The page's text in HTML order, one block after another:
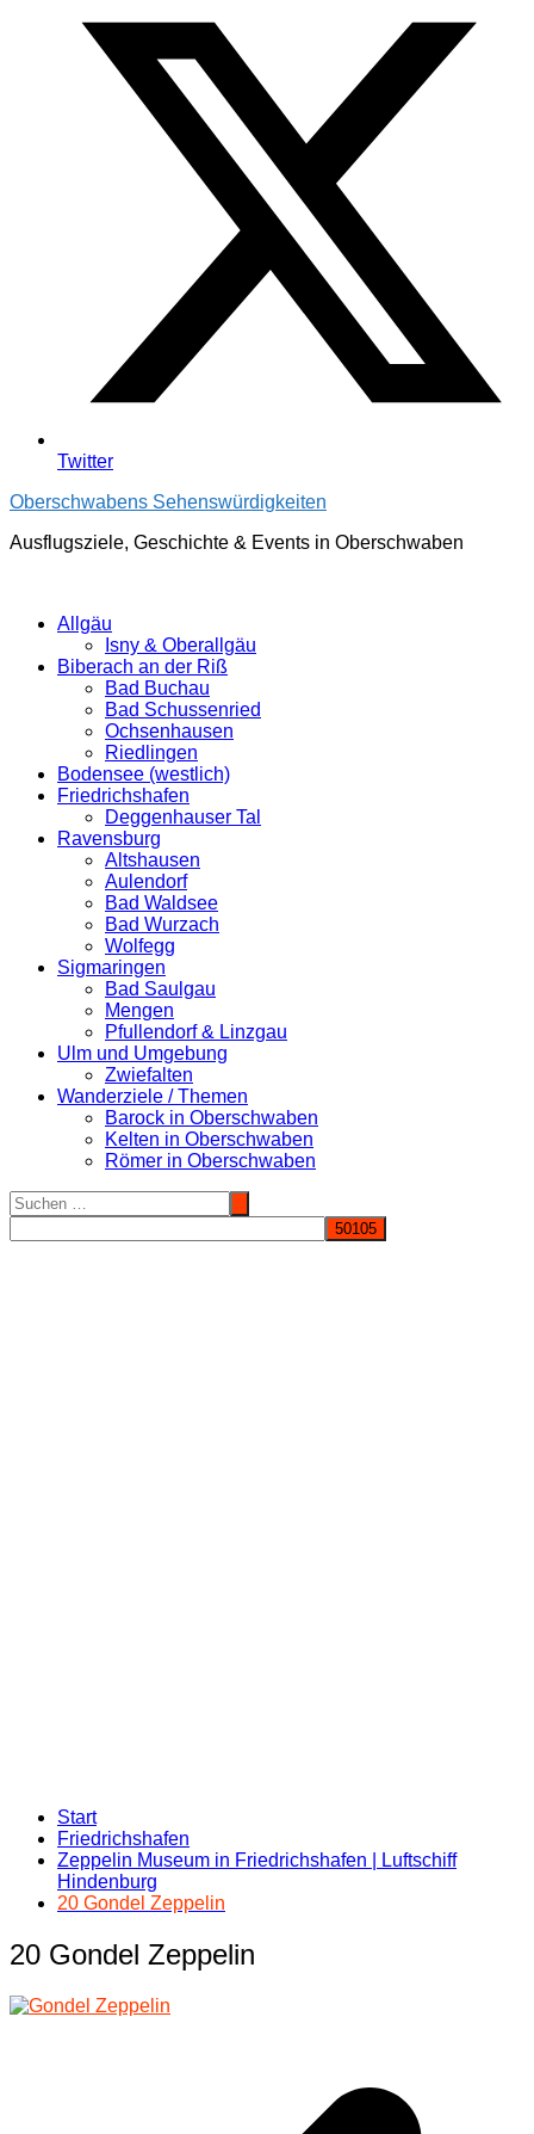
Twitter
Oberschwabens Sehenswürdigkeiten
Ausflugsziele, Geschichte & Events in Oberschwaben
Allgäu
Isny & Oberallgäu
Biberach an der Riß
Bad Buchau
Bad Schussenried
Ochsenhausen
Riedlingen
Bodensee (westlich)
Friedrichshafen
Deggenhauser Tal
Ravensburg
Altshausen
Aulendorf
Bad Waldsee
Bad Wurzach
Wolfegg
Sigmaringen
Bad Saulgau
Mengen
Pfullendorf & Linzgau
Ulm und Umgebung
Zwiefalten
Wanderziele / Themen
Barock in Oberschwaben
Kelten in Oberschwaben
Römer in Oberschwaben
Start
Friedrichshafen
Zeppelin Museum in Friedrichshafen | Luftschiff
Hindenburg
20 Gondel Zeppelin
20 Gondel Zeppelin